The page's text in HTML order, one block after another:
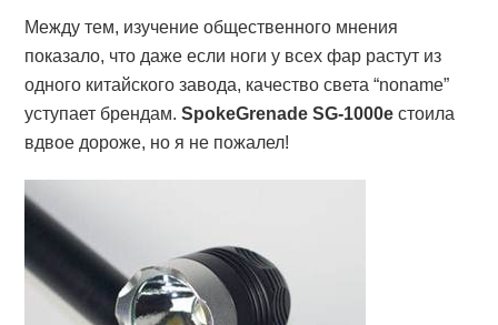
Между тем, изучение общественного мнения
показало, что даже если ноги у всех фар растут из
одного китайского завода, качество света “noname”
уступает брендам.SpokeGrenade SG-1000е стоила
вдвое дороже, но я не пожалел!